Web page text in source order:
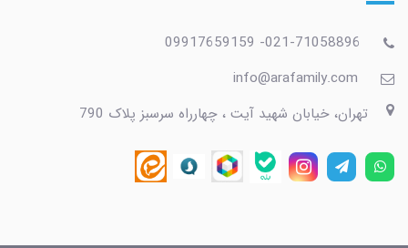
تهران، خیابان شهید آیت ، چهارراه سرسبز پلاک 790